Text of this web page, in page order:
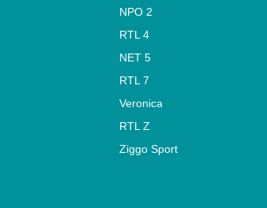
NPO 2
RTL 4
NET 5
RTL 7
Veronica
RTL Z
Ziggo Sport